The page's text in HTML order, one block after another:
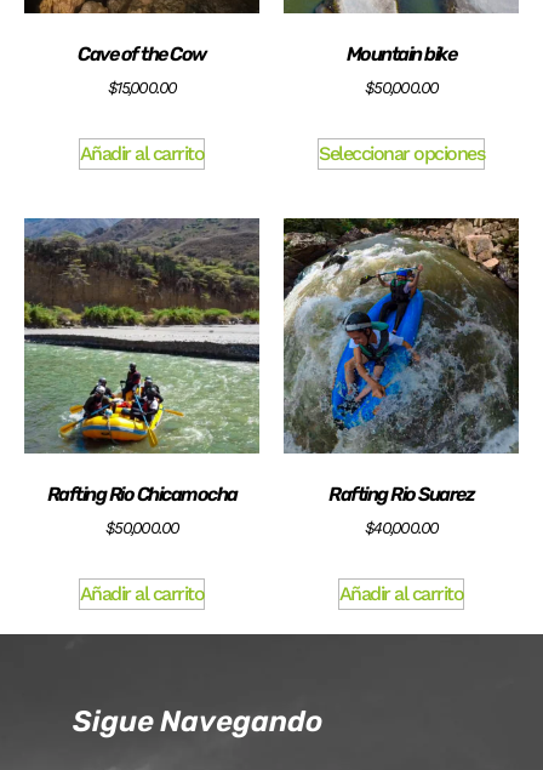
Cave of the Cow
$15,000.00
Añadir al carrito
Mountain bike
$50,000.00
Seleccionar opciones
Rafting Rio Chicamocha
$50,000.00
Añadir al carrito
Rafting Rio Suarez
$40,000.00
Añadir al carrito
Sigue Navegando